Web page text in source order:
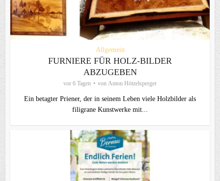
Allgemein
FURNIERE FÜR HOLZ-BILDER
ABZUGEBEN
vor 6 Tagen von Anton Hötzelsperger
Ein betagter Priener, der in seinem Leben viele Holzbilder als
filigrane Kunstwerke mit...